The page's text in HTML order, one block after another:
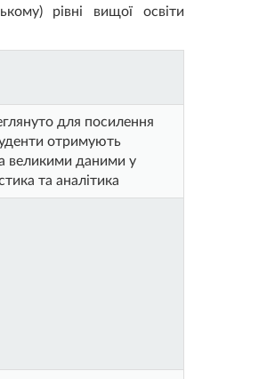
рівні вищої освіти
для посилення
отримують
великими даними у
та аналітика